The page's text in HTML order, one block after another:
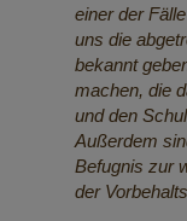
einer der
uns die
bekannt
machen, die
und den
Außerdem
Befugnis zur
der